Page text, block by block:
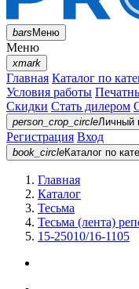
barsМеню
Меню
xmark
Главная Каталог по
Условия работы
Скидки Стать дилером
person_crop_circleЛичный
Регистрация Вход
book_circleКаталог по
Главная
Каталог
Тесьма
Тесьма (лента)
15-25010/16-1105